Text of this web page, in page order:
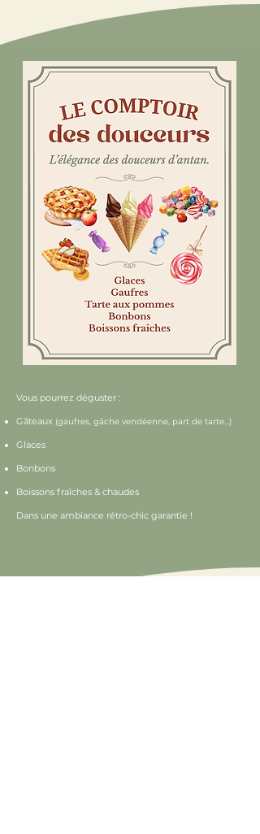
Vous pourrez déguster :
Gâteaux (gaufres, gâche vendéenne, part de tarte...)
Glaces
Bonbons
Boissons fraîches & chaudes
Dans une ambiance rétro-chic garantie !